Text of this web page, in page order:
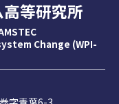
等研究所
Change (WPI-